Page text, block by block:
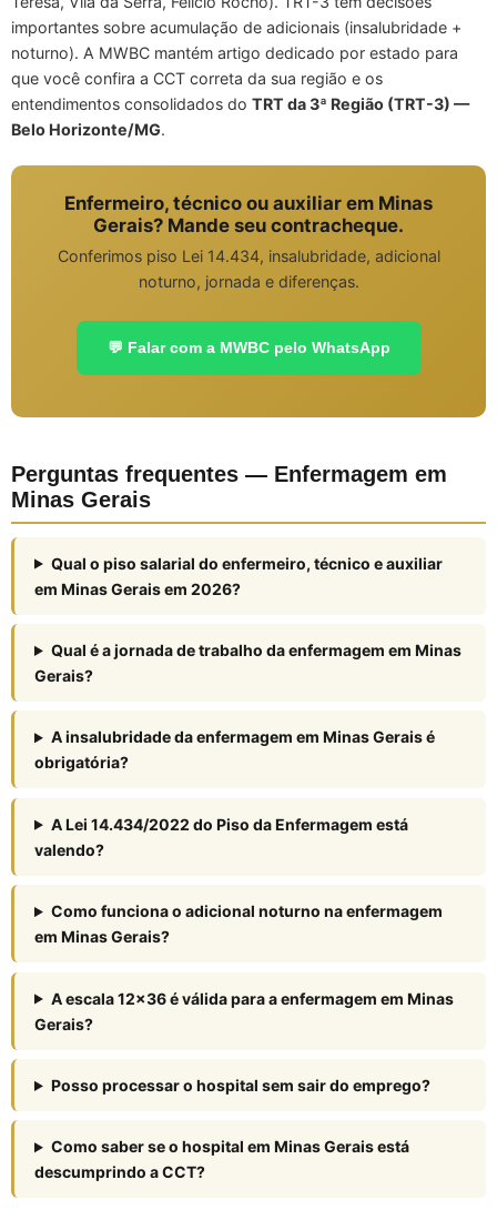
importantes sobre acumulação de adicionais (insalubridade +
noturno). A MWBC mantém artigo dedicado por estado para
que você confira a CCT correta da sua região e os
entendimentos consolidados do TRT da 3ª Região (TRT-3) —
Belo Horizonte/MG.
Enfermeiro, técnico ou auxiliar em Minas
Gerais? Mande seu contracheque.
Conferimos piso Lei 14.434, insalubridade, adicional
noturno, jornada e diferenças.
💬 Falar com a MWBC pelo WhatsApp
Perguntas frequentes — Enfermagem em
Minas Gerais
Qual o piso salarial do enfermeiro, técnico e auxiliar
em Minas Gerais em 2026?
Qual é a jornada de trabalho da enfermagem em Minas
Gerais?
A insalubridade da enfermagem em Minas Gerais é
obrigatória?
A Lei 14.434/2022 do Piso da Enfermagem está
valendo?
Como funciona o adicional noturno na enfermagem
em Minas Gerais?
A escala 12×36 é válida para a enfermagem em Minas
Gerais?
Posso processar o hospital sem sair do emprego?
Como saber se o hospital em Minas Gerais está
descumprindo a CCT?